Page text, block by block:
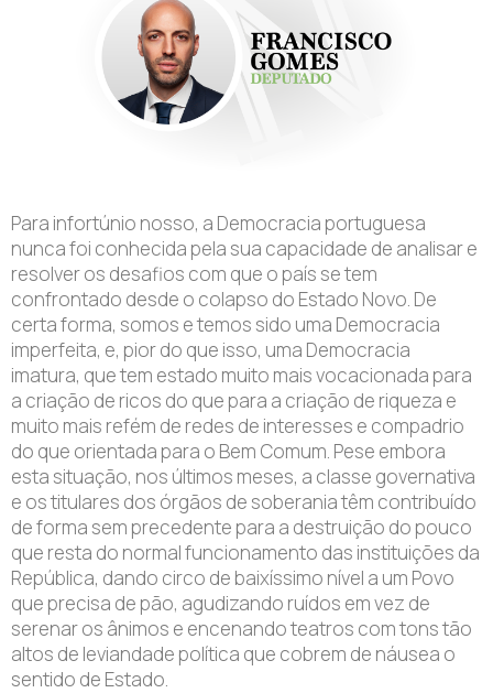
Para infortúnio nosso, a Democracia portuguesa
nunca foi conhecida pela sua capacidade de analisar e
resolver os desafios com que o país se tem
confrontado desde o colapso do Estado Novo. De
certa forma, somos e temos sido uma Democracia
imperfeita, e, pior do que isso, uma Democracia
imatura, que tem estado muito mais vocacionada para
a criação de ricos do que para a criação de riqueza e
muito mais refém de redes de interesses e compadrio
do que orientada para o Bem Comum. Pese embora
esta situação, nos últimos meses, a classe governativa
e os titulares dos órgãos de soberania têm contribuído
de forma sem precedente para a destruição do pouco
que resta do normal funcionamento das instituições da
República, dando circo de baixíssimo nível a um Povo
que precisa de pão, agudizando ruídos em vez de
serenar os ânimos e encenando teatros com tons tão
altos de leviandade política que cobrem de náusea o
sentido de Estado.